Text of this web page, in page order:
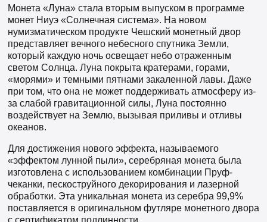
Монета «Луна» стала вторым выпуском в программе
монет Ниуэ «Солнечная система». На новом
нумизматическом продукте Чешский монетный двор
представляет вечного небесного спутника Земли,
который каждую ночь освещает небо отраженным
светом Солнца. Луна покрыта кратерами, горами,
«морями» и темными пятнами закаленной лавы. Даже
при том, что она не может поддерживать атмосферу из-
за слабой гравитационной силы, Луна постоянно
воздействует на Землю, вызывая приливы и отливы
океанов.
Для достижения нового эффекта, называемого
«эффектом лунной пыли», серебряная монета была
изготовлена с использованием комбинации Пруф-
чеканки, пескоструйного декорирования и лазерной
обработки. Эта уникальная монета из серебра 99,9%
поставляется в оригинальном футляре монетного двора
с сертификатом подлинности.